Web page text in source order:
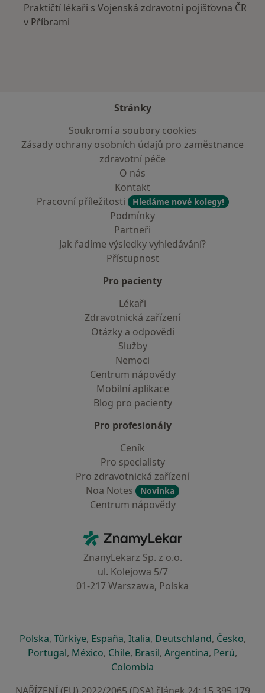
Praktičtí lékaři s Vojenská zdravotní pojišťovna ČR
v Příbrami
Stránky
Soukromí a soubory cookies
Zásady ochrany osobních údajů pro zaměstnance
zdravotní péče
O nás
Kontakt
Pracovní příležitosti
Hledáme nové kolegy!
Podmínky
Partneři
Jak řadíme výsledky vyhledávání?
Přístupnost
Pro pacienty
Lékaři
Zdravotnická zařízení
Otázky a odpovědi
Služby
Nemoci
Centrum nápovědy
Mobilní aplikace
Blog pro pacienty
Pro profesionály
Ceník
Pro specialisty
Pro zdravotnická zařízení
Noa Notes
Novinka
Centrum nápovědy
ZnamyLekar - Hlavní stránka
ZnanyLekarz Sp. z o.o.
ul. Kolejowa 5/7
01-217 Warszawa, Polska
Polskase otevře v nové záložce
, Türkiyese otevře v nové záložce
, Españase otevře v nové záložce
, Italiase otevře v nové záložce
, Deutschlandse otevře v
, Českose
,
Portugalse otevře v nové záložce
, Méxicose otevře v nové záložce
, Chilese otevře v nové záložce
, Brasilse otevře v nové
, Argentinase otevře v
, Perúse
,
Colombia